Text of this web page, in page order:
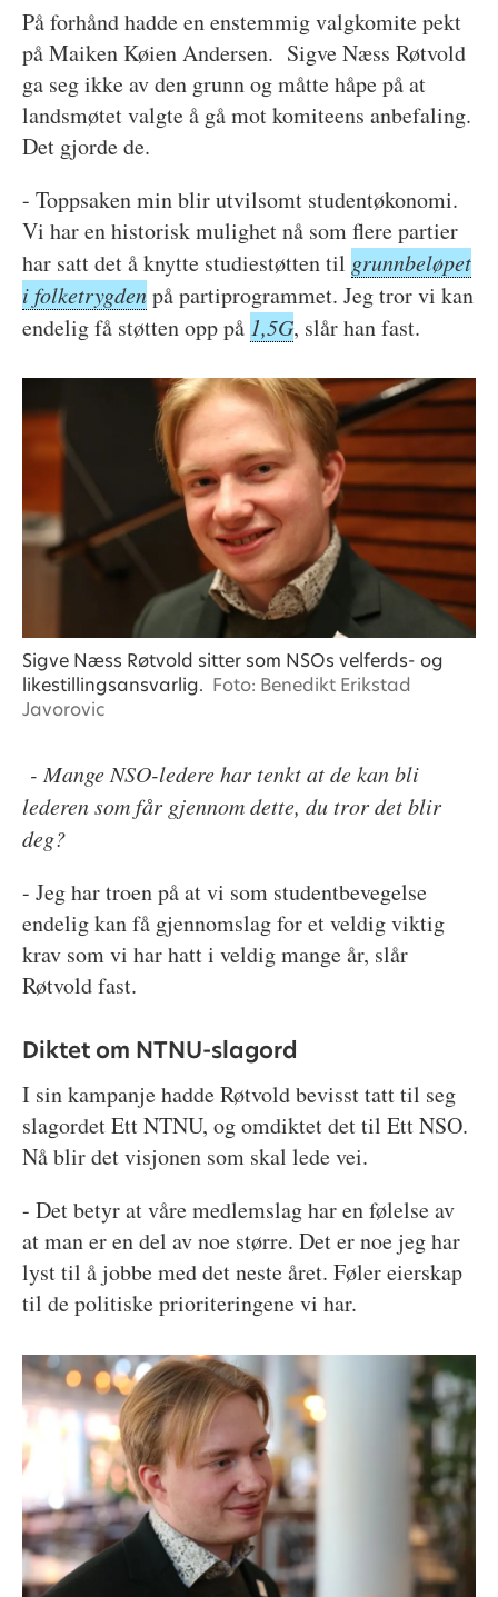
På forhånd hadde en enstemmig valgkomite pekt
på Maiken Køien Andersen. Sigve Næss Røtvold
ga seg ikke av den grunn og måtte håpe på at
landsmøtet valgte å gå mot komiteens anbefaling.
Det gjorde de.
- Toppsaken min blir utvilsomt studentøkonomi.
Vi har en historisk mulighet nå som flere partier
har satt det å knytte studiestøtten til grunnbeløpet
i folketrygdenpå partiprogrammet. Jeg tror vi kan
endelig få støtten opp på 1,5G, slår han fast.
Sigve Næss Røtvold sitter som NSOs velferds- og
likestillingsansvarlig. Foto: Benedikt Erikstad
Javorovic
- Mange NSO-ledere har tenkt at de kan bli
lederen som får gjennom dette, du tror det blir
deg?
- Jeg har troen på at vi som studentbevegelse
endelig kan få gjennomslag for et veldig viktig
krav som vi har hatt i veldig mange år, slår
Røtvold fast.
Diktet om NTNU-slagord
I sin kampanje hadde Røtvold bevisst tatt til seg
slagordet Ett NTNU, og omdiktet det til Ett NSO.
Nå blir det visjonen som skal lede vei.
- Det betyr at våre medlemslag har en følelse av
at man er en del av noe større. Det er noe jeg har
lyst til å jobbe med det neste året. Føler eierskap
til de politiske prioriteringene vi har.